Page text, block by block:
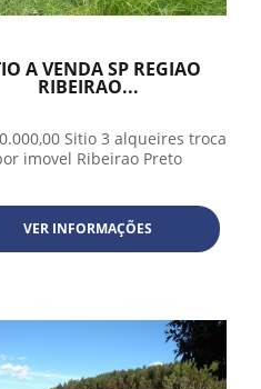
A VENDA SP REGIAO
RIBEIRAO...
Sitio 3 alqueires troca
imovel Ribeirao Preto
VER INFORMAÇÕES